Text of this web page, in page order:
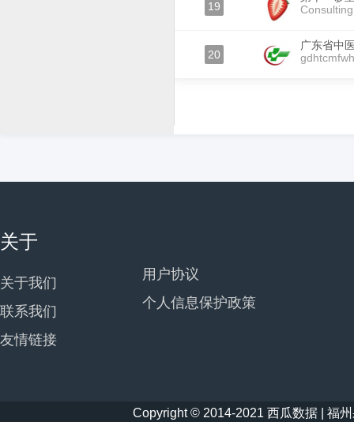
19
20
广东省中
gdhtcmfwh
关于
关于我们
联系我们
友情链接
用户协议
个人信息保护政策
Copyright © 2014-2021 西瓜数据 | 福